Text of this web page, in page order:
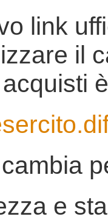
link
il
e